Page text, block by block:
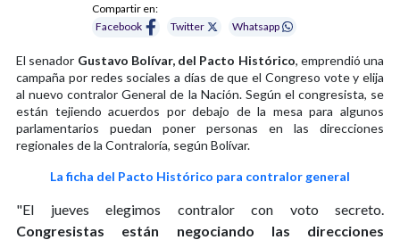
Compartir en:
Facebook
Twitter Whatsapp
El senador Gustavo Bolívar, del Pacto Histórico, emprendió una
campaña por redes sociales a días de que el Congreso vote y elija
al nuevo contralor General de la Nación. Según el congresista, se
están tejiendo acuerdos por debajo de la mesa para algunos
parlamentarios puedan poner personas en las direcciones
regionales de la Contraloría, según Bolívar.
La ficha del Pacto Histórico para contralor general
"El jueves elegimos contralor con voto secreto.
Congresistas están negociando las direcciones